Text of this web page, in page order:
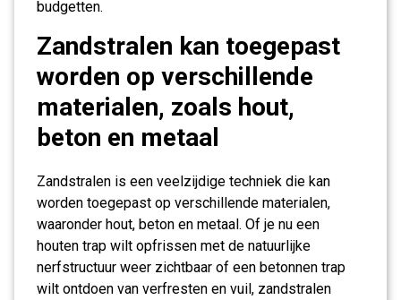
budgetten.
Zandstralen kan toegepast
worden op verschillende
materialen, zoals hout,
beton en metaal
Zandstralen is een veelzijdige techniek die kan
worden toegepast op verschillende materialen,
waaronder hout, beton en metaal. Of je nu een
houten trap wilt opfrissen met de natuurlijke
nerfstructuur weer zichtbaar of een betonnen trap
wilt ontdoen van verfresten en vuil, zandstralen